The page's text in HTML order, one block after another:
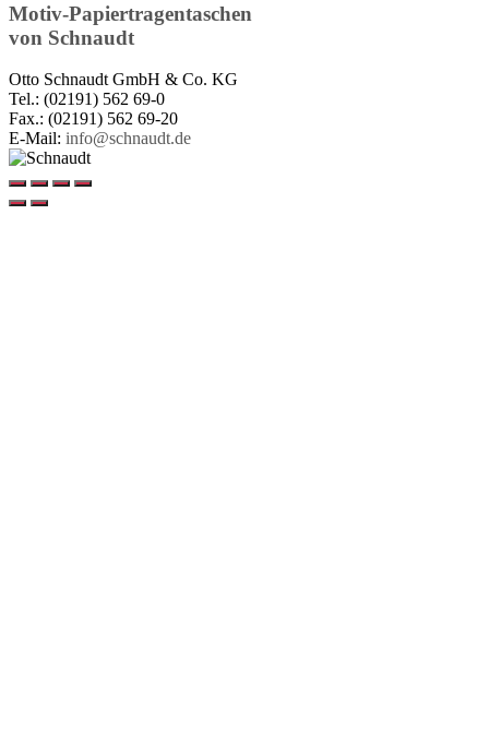
Motiv-Papiertragentaschen
von Schnaudt
Otto Schnaudt GmbH & Co. KG
Tel.: (02191) 562 69-0
Fax.: (02191) 562 69-20
E-Mail: info@schnaudt.de